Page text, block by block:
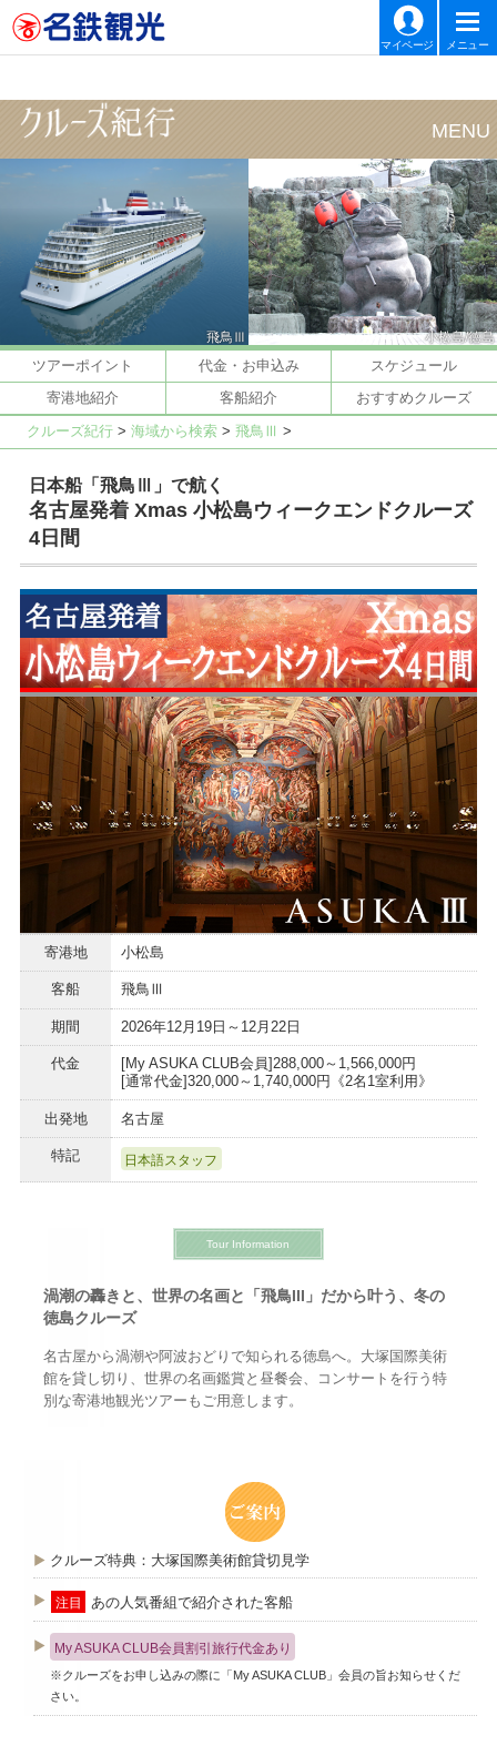
マイページ メニュー
飛鳥Ⅲ 小松島/徳島
ツアーポイント 代金・お申込み
スケジュール
寄港地紹介
客船紹介 おすすめクルーズ
クルーズ紀行> 海域から検索> 飛鳥Ⅲ >
日本船「飛鳥Ⅲ」で航く
名古屋発着 Xmas 小松島ウィークエンドクルーズ
4日間
寄港地 小松島
客船 飛鳥Ⅲ
期間 2026年12月19日～12月22日
代金
[My ASUKA CLUB会員]288,000～1,566,000円
[通常代金]320,000～1,740,000円《2名1室利用》
出発地 名古屋
特記 日本語スタッフ
Tour Information
渦潮の轟きと、世界の名画と「飛鳥III」だから叶う、冬の
徳島クルーズ
名古屋から渦潮や阿波おどりで知られる徳島へ。大塚国際美術
館を貸し切り、世界の名画鑑賞と昼餐会、コンサートを行う特
別な寄港地観光ツアーもご用意します。
クルーズ特典：大塚国際美術館貸切見学
注目 あの人気番組で紹介された客船
My ASUKA CLUB会員割引旅行代金あり
※クルーズをお申し込みの際に「My ASUKA CLUB」会員の旨お知らせくだ
さい。